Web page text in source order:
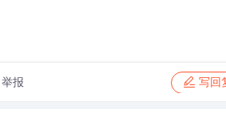
举报 写回